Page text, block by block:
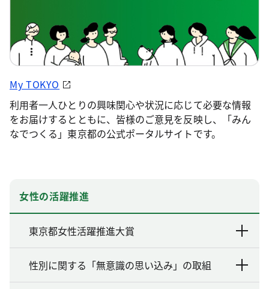
My TOKYO
利用者一人ひとりの興味関心や状況に応じて必要な情報
をお届けするとともに、皆様のご意見を反映し、「みん
なでつくる」東京都の公式ポータルサイトです。
女性の活躍推進
東京都女性活躍推進大賞
性別に関する「無意識の思い込み」の取組